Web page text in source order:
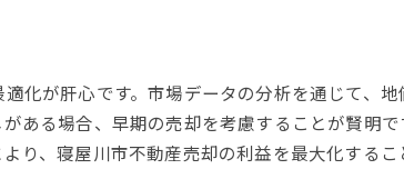
れ
管理
心構え
化が肝心です。市場データの分析を通じて、
ある場合、早期の売却を考慮することが賢明
、寝屋川市不動産売却の利益を最大化するこ